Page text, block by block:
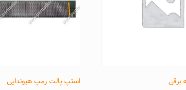
استپ پالت رمپ هیوندایی